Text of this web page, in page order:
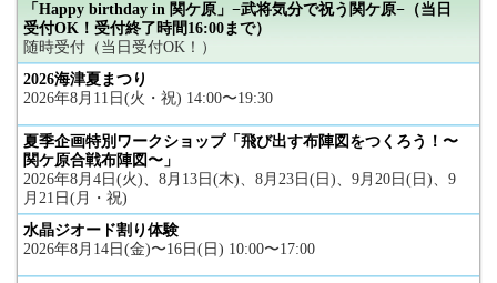
「Happy birthday in 関ケ原」−武将気分で祝う関ケ原−（当日
受付OK！受付終了時間16:00まで）
随時受付（当日受付OK！）
2026海津夏まつり
2026年8月11日(火・祝) 14:00〜19:30
夏季企画特別ワークショップ「飛び出す布陣図をつくろう！〜
関ケ原合戦布陣図〜」
2026年8月4日(火)、8月13日(木)、8月23日(日)、9月20日(日)、9
月21日(月・祝)
水晶ジオード割り体験
2026年8月14日(金)〜16日(日) 10:00〜17:00